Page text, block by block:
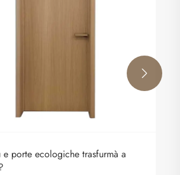
e porte ecologiche trasfurmà a
